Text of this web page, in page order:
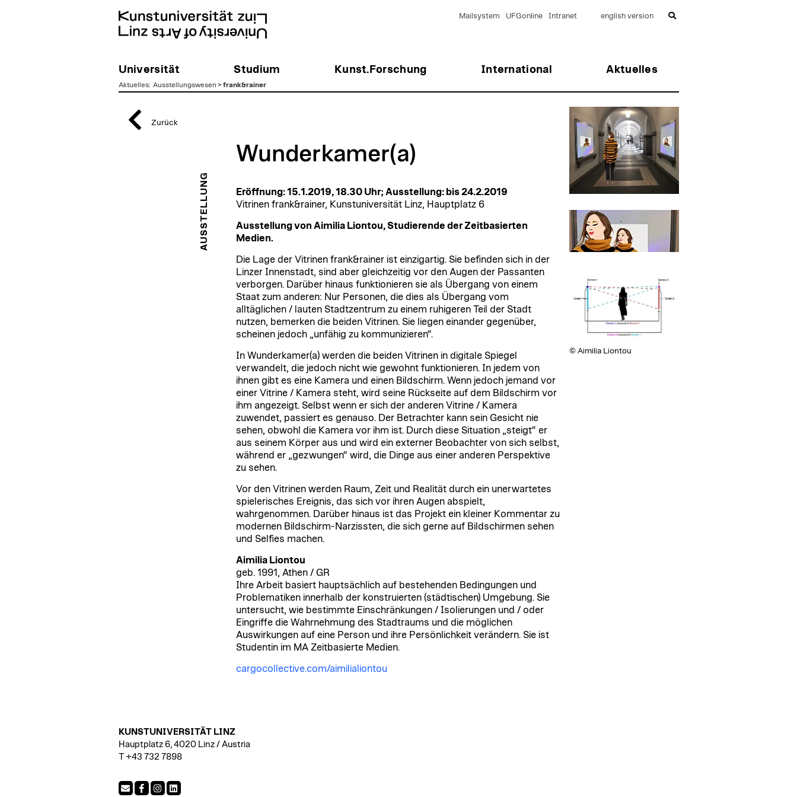
Universität Studium Kunst.Forschung International Aktuelles
Mailsystem UFGonline Intranet english version
Aktuelles: Ausstellungswesen > frank&rainer
Zurück
AUSSTELLUNG
Wunderkamer(a)
Eröffnung: 15.1.2019, 18.30 Uhr; Ausstellung: bis 24.2.2019
Vitrinen frank&rainer, Kunstuniversität Linz, Hauptplatz 6
Ausstellung von Aimilia Liontou, Studierende der Zeitbasierten
Medien.
Die Lage der Vitrinen frank&rainer ist einzigartig. Sie befinden sich in der
Linzer Innenstadt, sind aber gleichzeitig vor den Augen der Passanten
verborgen. Darüber hinaus funktionieren sie als Übergang von einem
Staat zum anderen: Nur Personen, die dies als Übergang vom
alltäglichen / lauten Stadtzentrum zu einem ruhigeren Teil der Stadt
nutzen, bemerken die beiden Vitrinen. Sie liegen einander gegenüber,
scheinen jedoch „unfähig zu kommunizieren“.
In Wunderkamer(a) werden die beiden Vitrinen in digitale Spiegel
verwandelt, die jedoch nicht wie gewohnt funktionieren. In jedem von
ihnen gibt es eine Kamera und einen Bildschirm. Wenn jedoch jemand vor
einer Vitrine / Kamera steht, wird seine Rückseite auf dem Bildschirm vor
ihm angezeigt. Selbst wenn er sich der anderen Vitrine / Kamera
zuwendet, passiert es genauso. Der Betrachter kann sein Gesicht nie
sehen, obwohl die Kamera vor ihm ist. Durch diese Situation „steigt“ er
aus seinem Körper aus und wird ein externer Beobachter von sich selbst,
während er „gezwungen“ wird, die Dinge aus einer anderen Perspektive
zu sehen.
Vor den Vitrinen werden Raum, Zeit und Realität durch ein unerwartetes
spielerisches Ereignis, das sich vor ihren Augen abspielt,
wahrgenommen. Darüber hinaus ist das Projekt ein kleiner Kommentar zu
modernen Bildschirm-Narzissten, die sich gerne auf Bildschirmen sehen
und Selfies machen.
Aimilia Liontou
geb. 1991, Athen / GR
Ihre Arbeit basiert hauptsächlich auf bestehenden Bedingungen und
Problematiken innerhalb der konstruierten (städtischen) Umgebung. Sie
untersucht, wie bestimmte Einschränkungen / Isolierungen und / oder
Eingriffe die Wahrnehmung des Stadtraums und die möglichen
Auswirkungen auf eine Person und ihre Persönlichkeit verändern. Sie ist
Studentin im MA Zeitbasierte Medien.
cargocollective.com/aimilialiontou
© Aimilia Liontou
KUNSTUNIVERSITÄT LINZ
Hauptplatz 6, 4020 Linz / Austria
T +43 732 7898